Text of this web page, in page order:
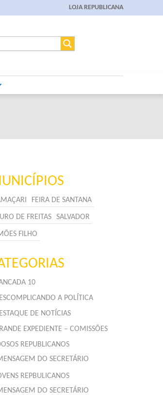
LOJA REPUBLICANA
FEIRA DE SANTANA
DE FREITAS SALVADOR
FILHO
10
A POLÍTICA
DE NOTÍCIAS
EXPEDIENTE – COMISSÕES
REPUBLICANOS
DO SECRETÁRIO
REPBULICANOS
DO SECRETÁRIO